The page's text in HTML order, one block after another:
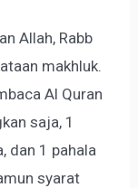
Allah, Rabb
makhluk.
Al Quran
saja, 1
dan 1 pahala
syarat